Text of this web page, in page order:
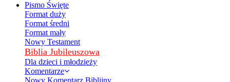
Pismo Święte
Format duży
Format średni
Format mały
Nowy Testament
Biblia Jubileuszowa
Dla dzieci i młodzieży
Komentarze
Nowy Komentarz Biblijny